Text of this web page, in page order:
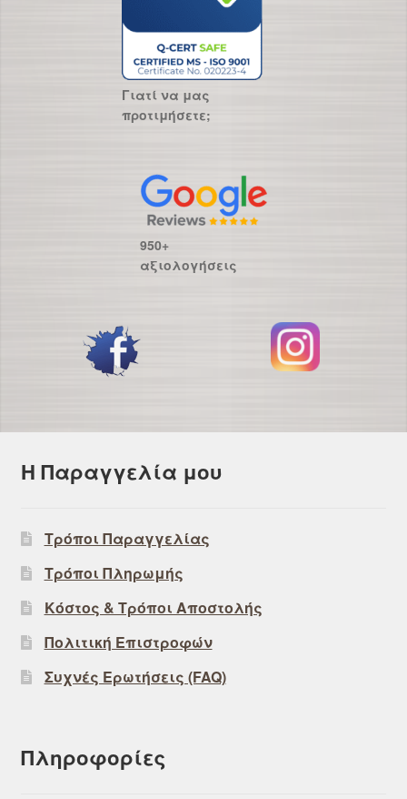
Γιατί να μας
προτιμήσετε;
950+
αξιολογήσεις
Η Παραγγελία μου
Τρόποι Παραγγελίας
Τρόποι Πληρωμής
Κόστος & Τρόποι Αποστολής
Πολιτική Επιστροφών
Συχνές Ερωτήσεις (FAQ)
Πληροφορίες